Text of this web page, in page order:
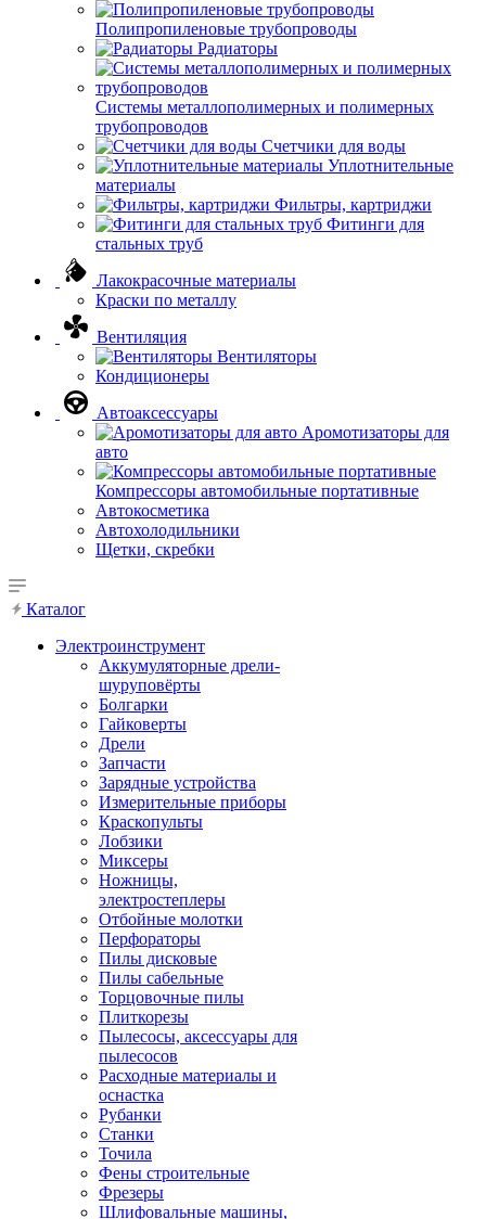
Полипропиленовые трубопроводы
Радиаторы
Системы металлополимерных и полимерных
трубопроводов
Счетчики для воды
Уплотнительные
материалы
Фильтры, картриджи
Фитинги для
стальных труб
Лакокрасочные материалы
Краски по металлу
Вентиляция
Вентиляторы
Кондиционеры
Автоаксессуары
Аромотизаторы для
авто
Компрессоры автомобильные портативные
Автокосметика
Автохолодильники
Щетки, скребки
Каталог
Электроинструмент
Аккумуляторные дрели-
шуруповёрты
Болгарки
Гайковерты
Дрели
Запчасти
Зарядные устройства
Измерительные приборы
Краскопульты
Лобзики
Миксеры
Ножницы,
электростеплеры
Отбойные молотки
Перфораторы
Пилы дисковые
Пилы сабельные
Торцовочные пилы
Плиткорезы
Пылесосы, аксессуары для
пылесосов
Расходные материалы и
оснастка
Рубанки
Станки
Точила
Фены строительные
Фрезеры
Шлифовальные машины,